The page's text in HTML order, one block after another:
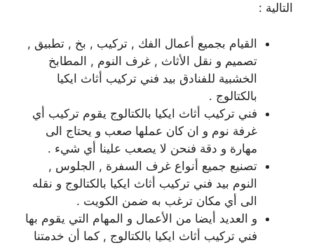
التالية :
القيام بجميع أعمال الفك , تركيب , بخ , تطبيق ,
تصميم و نقل الأثاث , غرف النوم , المطابخ
الخشبية للفنادق بيد فني تركيب أثاث ايكيا
بالكتالوج .
فني تركيب أثاث ايكيا بالكتالوج يقوم تركيب أي
غرفة نوم و ان كان عملها صعب و يحتاج الى
مهارة و دقة فنحن لا يصعب علينا أي شيء .
تصنيع جميع أنواع غرف السفرة , الجلوس ,
النوم بيد فني تركيب أثاث ايكيا بالكتالوج و نقله
الى أي مكان ترغب به ضمن الكويت .
و العديد أيضا من الأعمال و المهام التي يقوم بها
فني تركيب أثاث ايكيا بالكتالوج , كما أن خدمتنا